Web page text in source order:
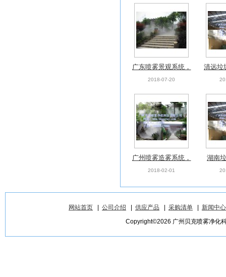
广东喷雾景观系统，
景区公园人造雾，景
观人造雾设备
2018-07-20
清远垃
除臭
备，
广州喷雾造雾系统，
人造雾机喷雾，景区
2018-02-01
湖南
臭，
网站首页 公司介绍 供应产品 采购清单
新闻中心
Copyright©2026 广州贝克喷雾净化